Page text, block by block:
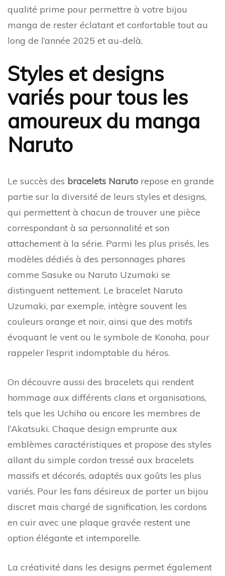
qualité prime pour permettre à votre bijou
manga de rester éclatant et confortable tout au
long de l’année 2025 et au-delà.
Styles et designs
variés pour tous les
amoureux du manga
Naruto
Le succès des bracelets Naruto repose en grande
partie sur la diversité de leurs styles et designs,
qui permettent à chacun de trouver une pièce
correspondant à sa personnalité et son
attachement à la série. Parmi les plus prisés, les
modèles dédiés à des personnages phares
comme Sasuke ou Naruto Uzumaki se
distinguent nettement. Le bracelet Naruto
Uzumaki, par exemple, intègre souvent les
couleurs orange et noir, ainsi que des motifs
évoquant le vent ou le symbole de Konoha, pour
rappeler l’esprit indomptable du héros.
On découvre aussi des bracelets qui rendent
hommage aux différents clans et organisations,
tels que les Uchiha ou encore les membres de
l’Akatsuki. Chaque design emprunte aux
emblèmes caractéristiques et propose des styles
allant du simple cordon tressé aux bracelets
massifs et décorés, adaptés aux goûts les plus
variés. Pour les fans désireux de porter un bijou
discret mais chargé de signification, les cordons
en cuir avec une plaque gravée restent une
option élégante et intemporelle.
La créativité dans les designs permet également